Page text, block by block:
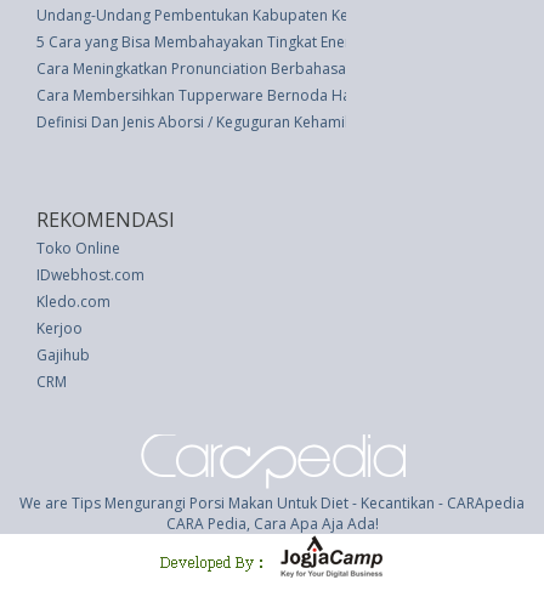
Undang-Undang Pembentukan Kabupaten Kepulauan Siau Tagulandang
5 Cara yang Bisa Membahayakan Tingkat Energi Anda Sendiri
Cara Meningkatkan Pronunciation Berbahasa Inggris
Cara Membersihkan Tupperware Bernoda Hanya Dalam Beberapa Detik
Definisi Dan Jenis Aborsi / Keguguran Kehamilan
REKOMENDASI
Toko Online
IDwebhost.com
Kledo.com
Kerjoo
Gajihub
CRM
We are Tips Mengurangi Porsi Makan Untuk Diet - Kecantikan - CARApedia
CARA Pedia, Cara Apa Aja Ada!